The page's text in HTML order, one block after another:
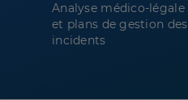
Analyse médico-légale
et plans de gestion des
incidents